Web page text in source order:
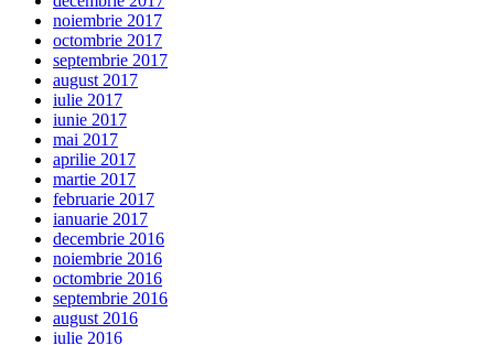
noiembrie 2017
octombrie 2017
septembrie 2017
august 2017
iulie 2017
iunie 2017
mai 2017
aprilie 2017
martie 2017
februarie 2017
ianuarie 2017
decembrie 2016
noiembrie 2016
octombrie 2016
septembrie 2016
august 2016
iulie 2016